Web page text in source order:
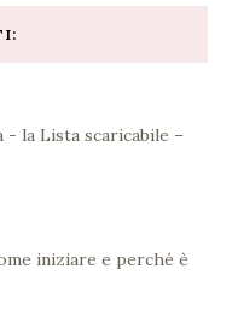
- la Lista scaricabile –
iniziare e perché è